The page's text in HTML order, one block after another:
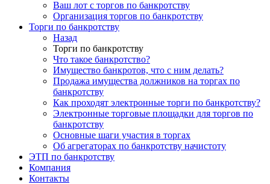
Ваш лот с торгов по банкротству
Организация торгов по банкротству
Торги по банкротству
Назад
Торги по банкротству
Что такое банкротство?
Имущество банкротов, что с ним делать?
Продажа имущества должников на торгах по
банкротству
Как проходят электронные торги по банкротству?
Электронные торговые площадки для торгов по
банкротству
Основные шаги участия в торгах
Об агрегаторах по банкротству начистоту
ЭТП по банкротству
Компания
Контакты